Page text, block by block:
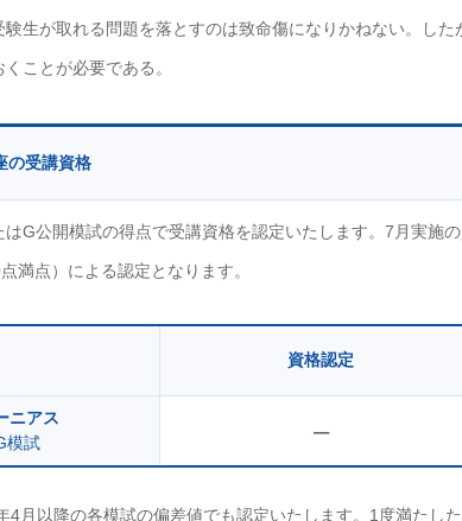
験生が取れる問題を落とすのは致命傷になりかねない。し
ことが必要である。
の受講資格
はG公開模試の得点で受講資格を認定いたします。7月実施
満点）による認定となります。
資格認定
ニアス
模試
–
4月以降の各模試の偏差値でも認定いたします。1度満たし